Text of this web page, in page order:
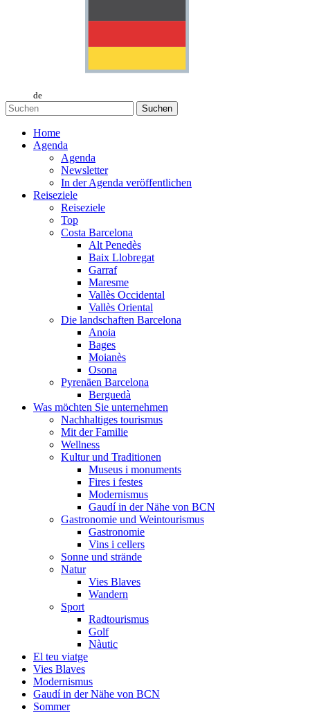
de
Suchen
Home
Agenda
Agenda
Newsletter
In der Agenda veröffentlichen
Reiseziele
Reiseziele
Top
Costa Barcelona
Alt Penedès
Baix Llobregat
Garraf
Maresme
Vallès Occidental
Vallès Oriental
Die landschaften Barcelona
Anoia
Bages
Moianès
Osona
Pyrenäen Barcelona
Berguedà
Was möchten Sie unternehmen
Nachhaltiges tourismus
Mit der Familie
Wellness
Kultur und Traditionen
Museus i monuments
Fires i festes
Modernismus
Gaudí in der Nähe von BCN
Gastronomie und Weintourismus
Gastronomie
Vins i cellers
Sonne und strände
Natur
Vies Blaves
Wandern
Sport
Radtourismus
Golf
Nàutic
El teu viatge
Vies Blaves
Modernismus
Gaudí in der Nähe von BCN
Sommer